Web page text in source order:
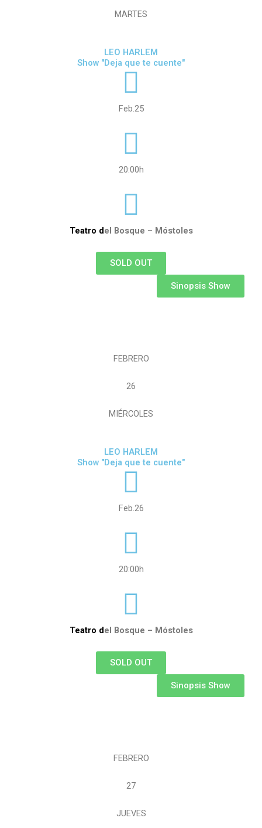
MARTES
LEO HARLEM
Show "Deja que te cuente"
Feb.25
20:00h
Teatro del Bosque – Móstoles
SOLD OUT
Sinopsis Show
FEBRERO
26
MIÉRCOLES
LEO HARLEM
Show "Deja que te cuente"
Feb.26
20:00h
Teatro del Bosque – Móstoles
SOLD OUT
Sinopsis Show
FEBRERO
27
JUEVES